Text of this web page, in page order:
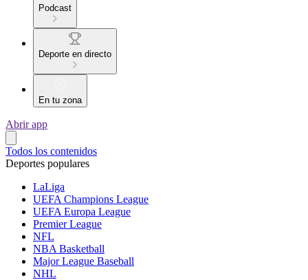
Podcast
Deporte en directo
En tu zona
Abrir app
Todos los contenidos
Deportes populares
LaLiga
UEFA Champions League
UEFA Europa League
Premier League
NFL
NBA Basketball
Major League Baseball
NHL